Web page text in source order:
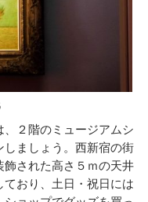
２階のミュージアムシ
しましょう。西新宿の街
された高さ５ｍの天井
おり、土日・祝日には